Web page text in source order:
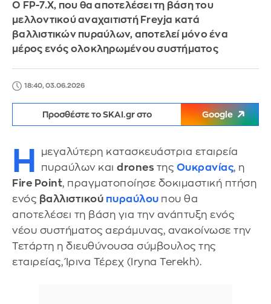
Ο FP-7.X, που θα αποτελέσει τη βάση του
μελλοντικού αναχαιτιστή Freyja κατά
βαλλιστικών πυραύλων, αποτελεί μόνο ένα
μέρος ενός ολοκληρωμένου συστήματος
18:40, 03.06.2026
Προσθέστε το SKAI.gr στο Google
Η
μεγαλύτερη κατασκευάστρια εταιρεία
πυραύλων και drones της Ουκρανίας, η
Fire Point, πραγματοποίησε δοκιμαστική πτήση
ενός βαλλιστικού πυραύλου που θα
αποτελέσει τη βάση για την ανάπτυξη ενός
νέου συστήματος αεράμυνας, ανακοίνωσε την
Τετάρτη η διευθύνουσα σύμβουλος της
εταιρείας, Ίρινα Τέρεχ (Iryna Terekh).